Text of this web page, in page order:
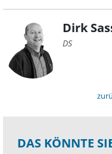
Dirk
DS
DAS KÖNNTE